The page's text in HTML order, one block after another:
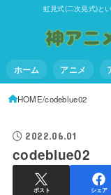
虹見式(二次見式)と
ホーム アニメ
HOME codeblue02
2022.06.01
codeblue02
ポスト シェア